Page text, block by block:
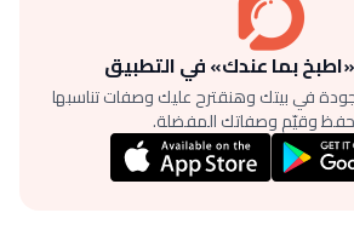
بما عندك» في التطبيق
في بيتك وهنقترح عليك وصفات تناسبها
وقيّم وصفاتك المفضلة.